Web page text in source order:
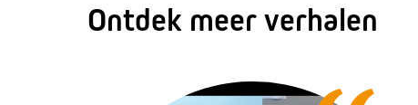
Ontdek meer verhalen